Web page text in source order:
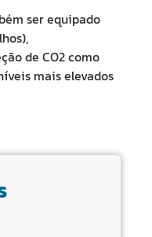
ser equipado
de CO2 como
mais elevados